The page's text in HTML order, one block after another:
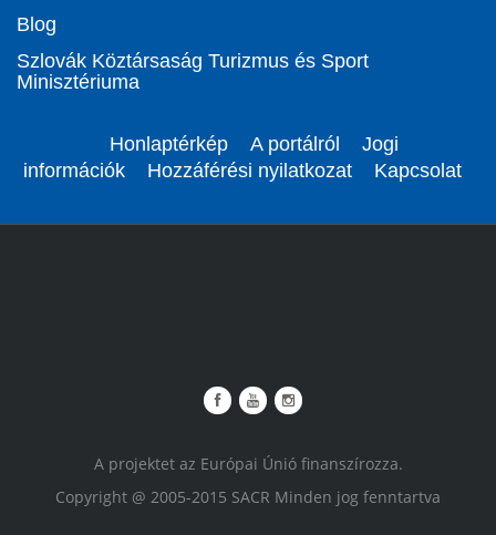
Blog
Szlovák Köztársaság Turizmus és Sport
Minisztériuma
Honlaptérkép A portálról
Jogi
információk
Hozzáférési nyilatkozat Kapcsolat
A projektet az Európai Únió finanszírozza.
Copyright @ 2005-2015 SACR Minden jog fenntartva